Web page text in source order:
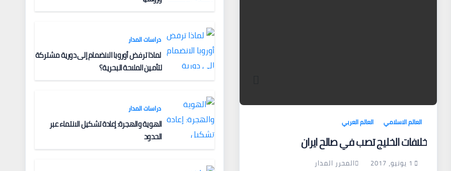
العالم الاسلامي العالم العربي
خلافات الخليج تصب في صالح ايران
1 يونيو، 2017 المحرر المدار
دراسات المدار
لماذا ترفض أوروبا الانضمام إلى دورية مشتركة
لتأمين الملاحة البحرية؟
دراسات المدار
الهوية والهجرة: إعادة تشكيل الانتماء عبر
الحدود